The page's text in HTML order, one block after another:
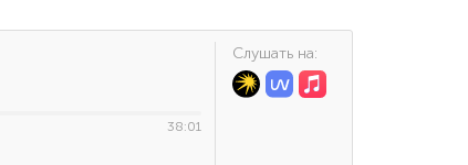
38:01
Cлушать на: